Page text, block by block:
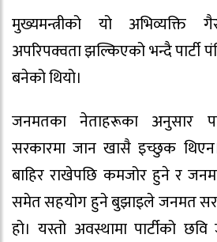
मुख्यमन्त्रीको यो अभिव्यक्ति
अपरिपक्वता झल्किएको भन्दै पार्टी
बनेको थियो।
जनमतका नेताहरूका अनुसार
सरकारमा जान खासै इच्छुक
बाहिर राखेपछि कमजोर हुने र
समेत सहयोग हुने बुझाइले जनमत
हो। यस्तो अवस्थामा पार्टीको छवि